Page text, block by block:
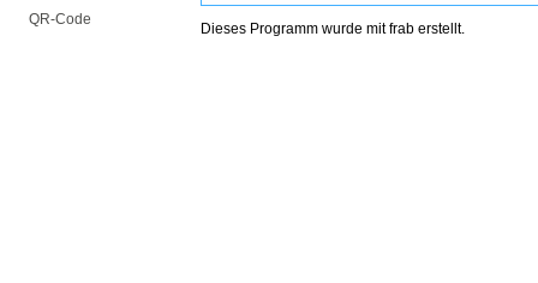
QR-Code
Dieses Programm wurde mitfrab erstellt.